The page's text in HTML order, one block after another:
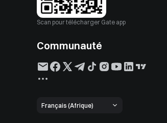
Scan pour télécharger Gate app
Communauté
Français (Afrique)